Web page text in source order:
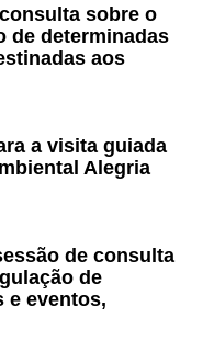
sobre o
de determinadas
aos
a visita guiada
Alegria
de consulta
de
e eventos,